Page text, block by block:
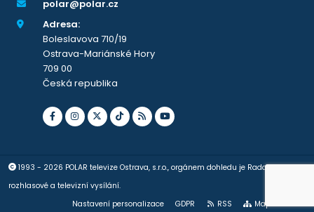
polar@polar.cz
Adresa:
Boleslavova 710/19
Ostrava-Mariánské Hory
709 00
Česká republika
1993 - 2026 POLAR televize Ostrava, s.r.o., orgánem dohledu je Rada pro
rozhlasové a televizní vysílání.
Nastavení personalizace
GDPR RSS Mapa stránek